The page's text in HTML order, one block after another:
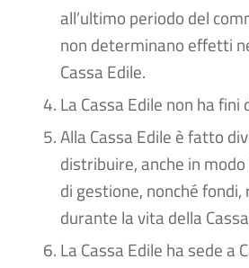
all’ultimo periodo del
non determinano effetti
Cassa Edile.
La Cassa Edile non ha fini
Alla Cassa Edile è fatto
distribuire, anche in
di gestione, nonché
durante la vita della
La Cassa Edile ha sede a